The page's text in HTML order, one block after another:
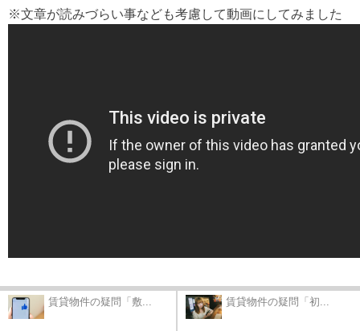
※文章が読みづらい事なども考慮して動画にしてみました
賃貸物件の疑問「敷... 賃貸物件の疑問「初...